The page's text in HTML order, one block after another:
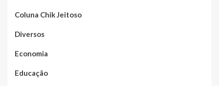
Coluna Chik Jeitoso
Diversos
Economia
Educação